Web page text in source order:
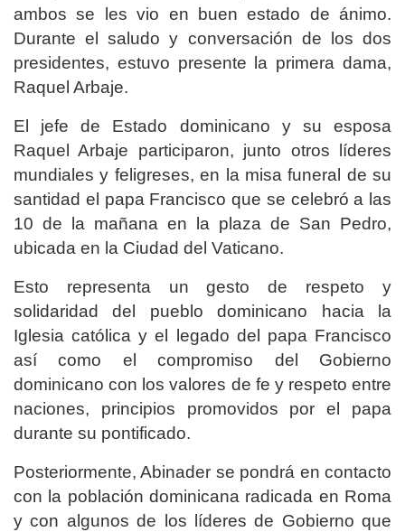
ambos se les vio en buen estado de ánimo.
Durante el saludo y conversación de los dos
presidentes, estuvo presente la primera dama,
Raquel Arbaje.
El jefe de Estado dominicano y su esposa
Raquel Arbaje participaron, junto otros líderes
mundiales y feligreses, en la misa funeral de su
santidad el papa Francisco que se celebró a las
10 de la mañana en la plaza de San Pedro,
ubicada en la Ciudad del Vaticano.
Esto representa un gesto de respeto y
solidaridad del pueblo dominicano hacia la
Iglesia católica y el legado del papa Francisco
así como el compromiso del Gobierno
dominicano con los valores de fe y respeto entre
naciones, principios promovidos por el papa
durante su pontificado.
Posteriormente, Abinader se pondrá en contacto
con la población dominicana radicada en Roma
y con algunos de los líderes de Gobierno que